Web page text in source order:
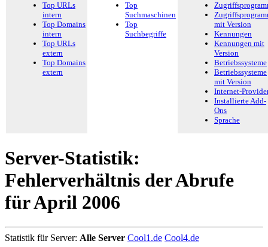
Top URLs
intern
Top Domains
intern
Top URLs
extern
Top Domains
extern
Top
Suchmaschinen
Top
Suchbegriffe
mit Version
Kennungen
Kennungen mit
Version
Betriebssysteme
Betriebssysteme
mit Version
Internet-
Installierte Add-
Ons
Sprache
Server-Statistik:
Fehlerverhältnis der Abrufe
für April 2006
Statistik für Server: Alle Server Cool1.de Cool4.de